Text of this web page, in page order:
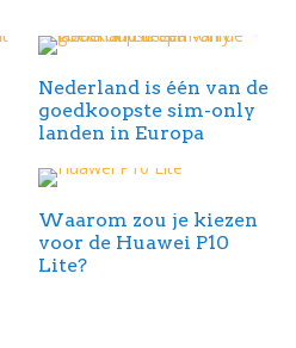
Nederland is één van de
goedkoopste sim-only
landen in Europa
Waarom zou je kiezen
voor de Huawei P10
Lite?